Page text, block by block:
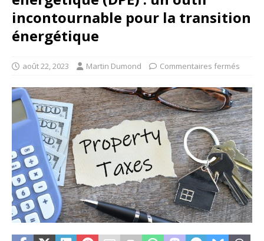
incontournable pour la transition
énergétique
août 22, 2023 Martin Dumond Commentaires fermés